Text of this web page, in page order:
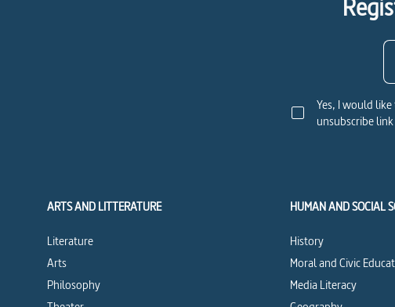
Yes, I would
unsubscribe
ARTS AND LITTERATURE
Literature
Arts
Philosophy
HUMAN AND SOCIAL
History
Moral and Civic
Media Literacy